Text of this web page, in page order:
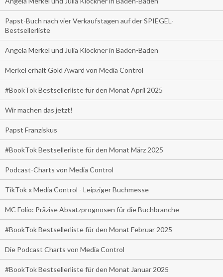
Papst-Buch nach vier Verkaufstagen auf der SPIEGEL-
Bestsellerliste
Angela Merkel und Julia Klöckner in Baden-Baden
Merkel erhält Gold Award von Media Control
#BookTok Bestsellerliste für den Monat April 2025
Wir machen das jetzt!
Papst Franziskus
#BookTok Bestsellerliste für den Monat März 2025
Podcast-Charts von Media Control
TikTok x Media Control - Leipziger Buchmesse
MC Folio: Präzise Absatzprognosen für die Buchbranche
#BookTok Bestsellerliste für den Monat Februar 2025
Die Podcast Charts von Media Control
#BookTok Bestsellerliste für den Monat Januar 2025